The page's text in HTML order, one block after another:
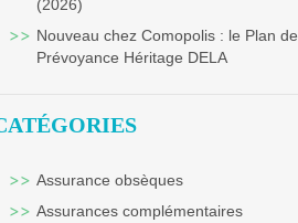
(2026)
Nouveau chez Comopolis : le Plan de
Prévoyance Héritage DELA
Assurance obsèques
Assurances complémentaires